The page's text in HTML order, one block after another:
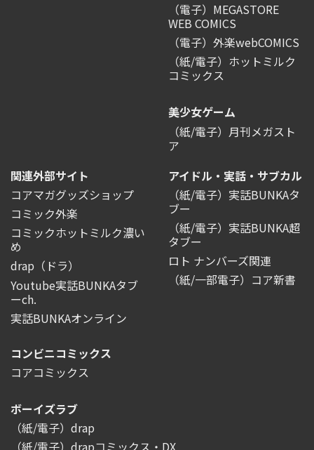
（電子）MEGASTORE
WEB COMICS
（電子）外楽webCOMICS
（紙/電子）ホットミルク
コミックス
美少女ゲーム
（紙/電子）月刊メガスト
ア
関連外部サイト
コアマガグッズショップ
コミック外楽
コミックホットミルク濃い
め
drap（ドラ）
Youtube実話BUNKAタブ
ーch.
実話BUNKAオンライン
アイドル・実話・サブカル
（紙/電子）実話BUNKAタ
ブー
（紙/電子）実話BUNKA超
タブー
ロト ナンバーズ関連
（紙/一部電子）コア新書
コンビニコミックス
コアコミックス
ボーイズラブ
（紙/電子）drap